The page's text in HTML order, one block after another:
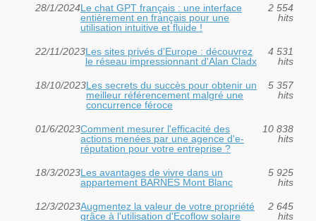
28/1/2024Le chat GPT français : une interface
entièrement en français pour une
utilisation intuitive et fluide !
2 554
hits
22/11/2023Les sites privés d'Europe : découvrez
le réseau impressionnant d'Alan Cladx
4 531
hits
18/10/2023Les secrets du succès pour obtenir un
meilleur référencement malgré une
concurrence féroce
5 357
hits
01/6/2023Comment mesurer l'efficacité des
actions menées par une agence d'e-
réputation pour votre entreprise ?
10 838
hits
18/3/2023Les avantages de vivre dans un
appartement BARNES Mont Blanc
5 925
hits
12/3/2023Augmentez la valeur de votre propriété
grâce à l'utilisation d'Ecoflow solaire
2 645
hits